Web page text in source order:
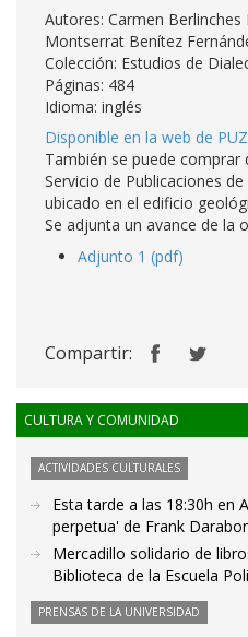
Autores: Carmen Berlinches
Montserrat Benítez
Colección: Estudios de
Páginas: 484
Idioma: inglés
Disponible en la web de
También se puede comprar
Servicio de Publicaciones
ubicado en el edificio
Se adjunta un avance de la
Adjunto 1 (pdf)
Compartir:
CULTURA Y COMUNIDAD
ACTIVIDADES CULTURALES
Esta tarde a las 18:30h en
perpetua' de Frank
Mercadillo solidario de
Biblioteca de la Escuela
PRENSAS DE LA UNIVERSIDAD